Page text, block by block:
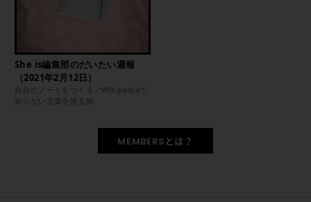
She is編集部のだいたい週報
（2021年2月12日）
自分のノートをつくる／Wikipediaで
知らない言葉を巡る旅
MEMBERSとは？